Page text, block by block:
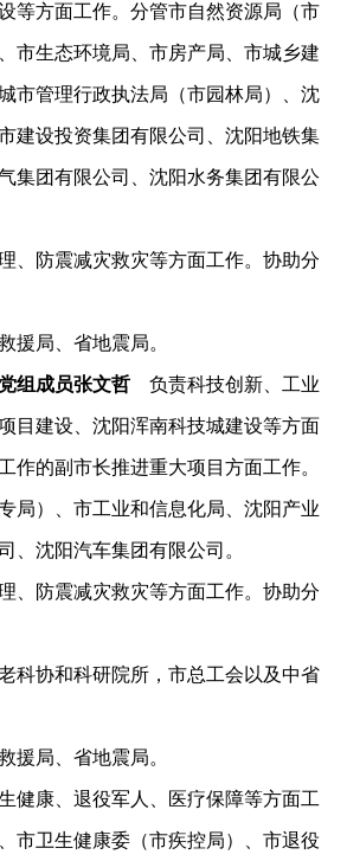
等方面工作。分管市自然资源局（市
市生态环境局、市房产局、市城乡建
市管理行政执法局（市园林局）、沈
建设投资集团有限公司、沈阳地铁集
集团有限公司、沈阳水务集团有限公
防震减灾救灾等方面工作。协助分
局、省地震局。
组成员张文哲 负责科技创新、工业
目建设、沈阳浑南科技城建设等方面
作的副市长推进重大项目方面工作。
局）、市工业和信息化局、沈阳产业
、沈阳汽车集团有限公司。
防震减灾救灾等方面工作。协助分
协和科研院所，市总工会以及中省
局、省地震局。
康、退役军人、医疗保障等方面工
市卫生健康委（市疾控局）、市退役